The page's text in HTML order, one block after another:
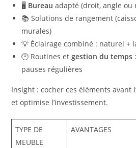
🖥️ Bureau adapté (droit, angle ou
📚 Solutions de rangement
murales)
💡 Éclairage combiné : naturel +
🕑 Routines etgestion du temps
pauses régulières
Insight : cocher ces éléments avant
et optimise l’investissement.
TYPE DE
MEUBLE
AVANTAGES